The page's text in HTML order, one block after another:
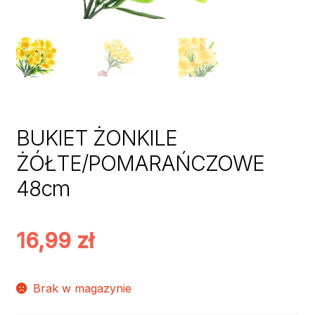
BUKIET ŻONKILE
ŻÓŁTE/POMARAŃCZOWE
48cm
16,99 zł
Brak w magazynie